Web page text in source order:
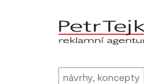
návrhy, koncepty